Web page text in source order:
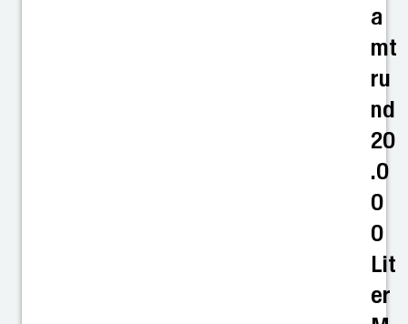
a
mt
ru
nd
20
.0
0
0
Lit
er